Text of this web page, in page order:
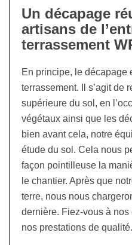
Un décapage
artisans de
terrassement
En principe, le décapage
terrassement. Il s’agit de
supérieure du sol, en
végétaux ainsi que les
bien avant cela, notre
étude du sol. Cela nous
façon pointilleuse la
le chantier. Après que
terre, nous nous
dernière. Fiez-vous à
nos prestations de qualité.